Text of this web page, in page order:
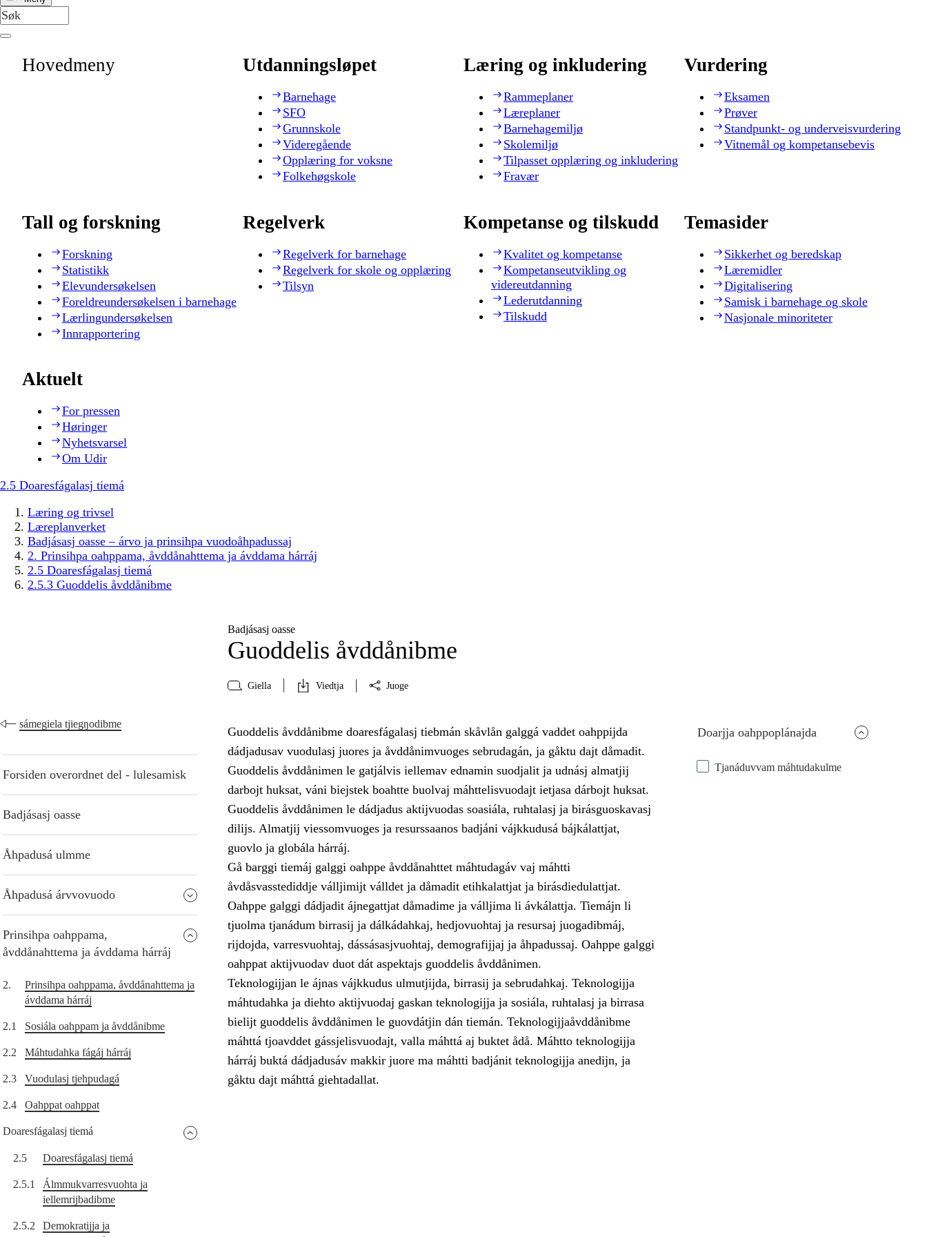
Hovedmeny Utdanningsløpet
Barnehage
SFO
Grunnskole
Videregående
Opplæring for voksne
Folkehøgskole
Læring og inkludering
Rammeplaner
Læreplaner
Barnehagemiljø
Skolemiljø
Tilpasset opplæring og inkludering
Fravær
Vurdering
Eksamen
Prøver
Standpunkt- og underveisvurdering
Vitnemål og kompetansebevis
Tall og forskning
Forskning
Statistikk
Elevundersøkelsen
Foreldreundersøkelsen i barnehage
Lærlingundersøkelsen
Innrapportering
Regelverk
Regelverk for barnehage
Regelverk for skole og opplæring
Tilsyn
Kompetanse og tilskudd
Kvalitet og kompetanse
Kompetanseutvikling og
videreutdanning
Lederutdanning
Tilskudd
Temasider
Sikkerhet og beredskap
Læremidler
Digitalisering
Samisk i barnehage og skole
Nasjonale minoriteter
Aktuelt
For pressen
Høringer
Nyhetsvarsel
Om Udir
2.5 Doaresfágalasj tiemá
Læring og trivsel
Læreplanverket
Badjásasj oasse – árvo ja prinsihpa vuodoåhpadussaj
2. Prinsihpa oahppama, åvddånahttema ja ávddama hárráj
2.5 Doaresfágalasj tiemá
2.5.3 Guoddelis åvddånibme
Badjásasj oasse
Guoddelis åvddånibme
Giella Viedtja Juoge
sámegiela tjiegŋodibme
Forsiden overordnet del - lulesamisk
Badjásasj oasse
Åhpadusá ulmme
Åhpadusá árvvovuodo
Prinsihpa oahppama,
åvddånahttema ja ávddama hárráj
2.
Prinsihpa oahppama, åvddånahttema ja
ávddama hárráj
2.1 Sosiála oahppam ja åvddånibme
2.2 Máhtudahka fágáj hárráj
2.3 Vuodulasj tjehpudagá
2.4 Oahppat oahppat
Doaresfágalasj tiemá
2.5 Doaresfágalasj tiemá
2.5.1
Álmmukvarresvuohta ja
iellemrijbadibme
2.5.2
Demokratijja ja
Doarjja oahppoplánajda
Tjanáduvvam máhtudakulme
Guoddelis åvddånibme doaresfágalasj tiebmán skåvlån galggá vaddet oahppijda
dádjadusav vuodulasj juores ja åvddånimvuoges sebrudagán, ja gåktu dajt dåmadit.
Guoddelis åvddånimen le gatjálvis iellemav ednamin suodjalit ja udnásj almatjij
darbojt huksat, váni biejstek boahtte buolvaj máhttelisvuodajt ietjasa dárbojt huksat.
Guoddelis åvddånimen le dádjadus aktijvuodas soasiála, ruhtalasj ja birásguoskavasj
dilijs. Almatjij viessomvuoges ja resurssaanos badjáni vájkkudusá bájkálattjat,
guovlo ja globála hárráj.
Gå barggi tiemáj galggi oahppe åvddånahttet máhtudagáv vaj máhtti
åvdåsvasstediddje válljimijt válldet ja dåmadit etihkalattjat ja birásdiedulattjat.
Oahppe galggi dádjadit ájnegattjat dåmadime ja válljima li ávkálattja. Tiemájn li
tjuolma tjanádum birrasij ja dálkádahkaj, hedjovuohtaj ja resursaj juogadibmáj,
rijdojda, varresvuohtaj, dássásasjvuohtaj, demografijjaj ja åhpadussaj. Oahppe galggi
oahppat aktijvuodav duot dát aspektajs guoddelis åvddånimen.
Teknologijjan le ájnas vájkkudus ulmutjijda, birrasij ja sebrudahkaj. Teknologijja
máhtudahka ja diehto aktijvuodaj gaskan teknologijja ja sosiála, ruhtalasj ja birrasa
bielijt guoddelis åvddånimen le guovdátjin dán tiemán. Teknologijjaåvddånibme
máhttá tjoavddet gássjelisvuodajt, valla máhttá aj buktet ådå. Máhtto teknologijja
hárráj buktá dádjadusáv makkir juore ma máhtti badjánit teknologijja anedijn, ja
gåktu dajt máhttá giehtadallat.